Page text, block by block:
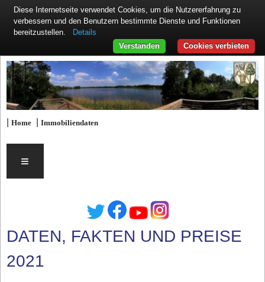
|Home |Immobiliendaten
≡
DATEN, FAKTEN UND PREISE
2021
Diese Internetseite verwendet Cookies, um die Nutzererfahrung zu
verbessern und den Benutzern bestimmte Dienste und Funktionen
bereitzustellen.
Details
Cookies verbieten
Verstanden